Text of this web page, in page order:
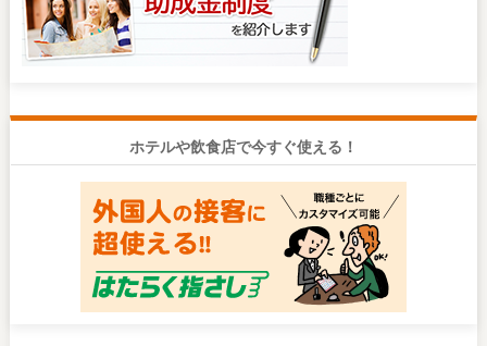
ホテルや飲食店で今すぐ使える！